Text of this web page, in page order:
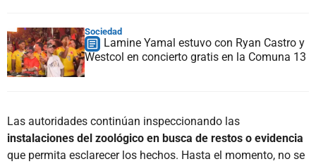
Sociedad
Lamine Yamal estuvo con Ryan Castro y
Westcol en concierto gratis en la Comuna 13
Las autoridades continúan inspeccionando las
instalaciones del zoológico en busca de restos o evidencia
que permita esclarecer los hechos. Hasta el momento, no se